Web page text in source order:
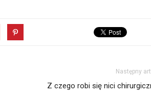
Następny
Z czego robi się nici